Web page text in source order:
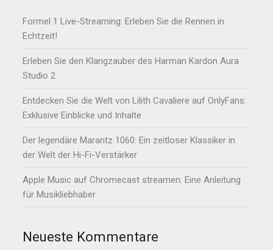
Formel 1 Live-Streaming: Erleben Sie die Rennen in
Echtzeit!
Erleben Sie den Klangzauber des Harman Kardon Aura
Studio 2
Entdecken Sie die Welt von Lilith Cavaliere auf OnlyFans:
Exklusive Einblicke und Inhalte
Der legendäre Marantz 1060: Ein zeitloser Klassiker in
der Welt der Hi-Fi-Verstärker
Apple Music auf Chromecast streamen: Eine Anleitung
für Musikliebhaber
Neueste Kommentare